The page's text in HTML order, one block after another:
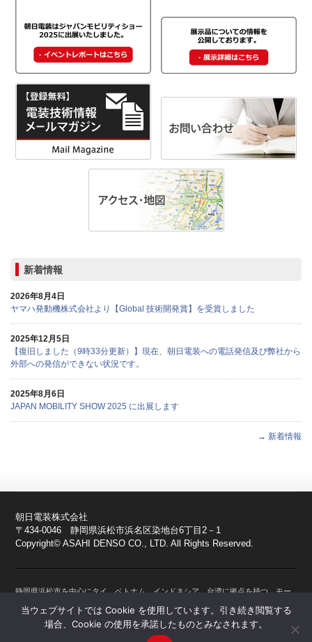
新着情報
2026年8月4日
ヤマハ発動機株式会社より【Global 技術開発賞】を受賞しました
2025年12月5日
【復旧しました（9時33分更新）】現在、朝日電装への電話発信及び弊社から
外部への発信ができない状況です。
2025年8月6日
JAPAN MOBILITY SHOW 2025 に出展します
→ 新着情報
朝日電装株式会社
〒434-0046 静岡県浜松市浜名区染地台6丁目2－1
Copyright© ASAHI DENSO CO., LTD. All Rights Reserved.
静岡県浜松市を中心にタイ、ベトナム、インドネシア、台湾に拠点を持つ、モー
ターサイクル、自動車、農業用機械、建設系機械、産業用機械、スノーモービ
ル、船舶、水上バイクなど人と機械の間において操作を通じて正確な情報伝達の
仲介を行うスイッチやセンサーの専門メーカー。防水・防塵技術のことならおま
当ウェブサイトでは Cookie を使用しています。引き続き閲覧する
場合、Cookie の使用を承諾したものとみなされます。